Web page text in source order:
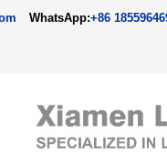
WhatsApp:+86